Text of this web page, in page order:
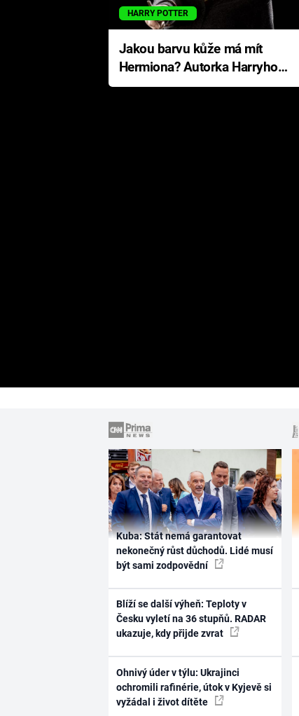
HARRY POTTER
Jakou barvu kůže má mít
Hermiona? Autorka Harryho
Pottera přišla s ráznou
Kuba: Stát nemá garantovat
nekonečný růst důchodů. Lidé musí
být sami zodpovědní
Blíží se další výheň: Teploty v
Česku vyletí na 36 stupňů. RADAR
ukazuje, kdy přijde zvrat
Ohnivý úder v týlu: Ukrajinci
ochromili rafinérie, útok v Kyjevě si
vyžádal i život dítěte